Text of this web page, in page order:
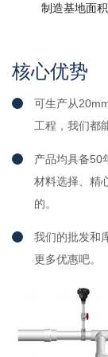
制造基地面积
核心优势
可生产从
工程，我们都
产品均具备50
材料选择、精
的。
我们的批发和
更多优惠吧。